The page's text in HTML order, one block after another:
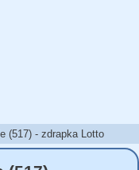
(517) - zdrapka Lotto